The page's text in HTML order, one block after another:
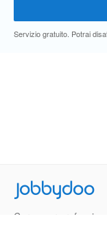
Servizio gratuito. Potrai
Jobbydoo
Cerca per professione